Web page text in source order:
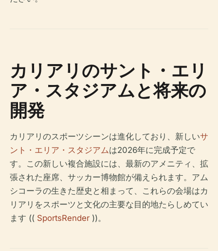
カリアリのサント・エリ
ア・スタジアムと将来の
開発
カリアリのスポーツシーンは進化しており、新しいサ
ント・エリア・スタジアムは2026年に完成予定で
す。この新しい複合施設には、最新のアメニティ、拡
張された座席、サッカー博物館が備えられます。アム
シコーラの生きた歴史と相まって、これらの会場はカ
リアリをスポーツと文化の主要な目的地たらしめてい
ます (( SportsRender ))。